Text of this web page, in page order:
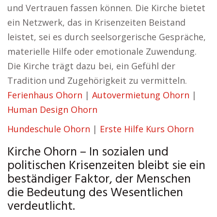
und Vertrauen fassen können. Die Kirche bietet
ein Netzwerk, das in Krisenzeiten Beistand
leistet, sei es durch seelsorgerische Gespräche,
materielle Hilfe oder emotionale Zuwendung.
Die Kirche trägt dazu bei, ein Gefühl der
Tradition und Zugehörigkeit zu vermitteln.
Ferienhaus Ohorn | Autovermietung Ohorn |
Human Design Ohorn
Hundeschule Ohorn | Erste Hilfe Kurs Ohorn
Kirche Ohorn – In sozialen und
politischen Krisenzeiten bleibt sie ein
beständiger Faktor, der Menschen
die Bedeutung des Wesentlichen
verdeutlicht.